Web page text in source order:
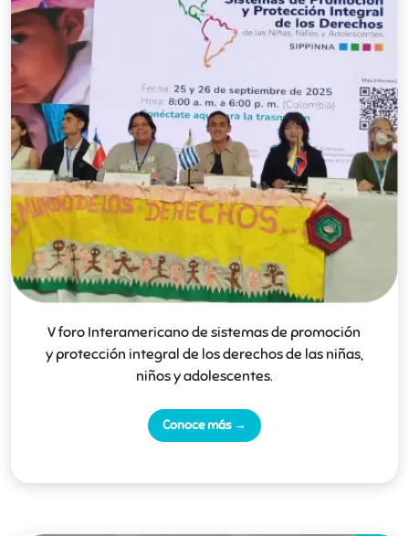
V foro Interamericano de sistemas de promoción
y protección integral de los derechos de las niñas,
niños y adolescentes.
Conoce más →